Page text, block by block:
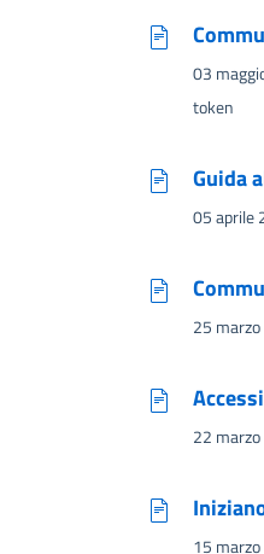
03
token
Guida
05 aprile
25
22
15